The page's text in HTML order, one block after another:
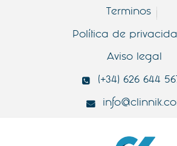
Terminos
Política de
Aviso legal
(+34) 626 644